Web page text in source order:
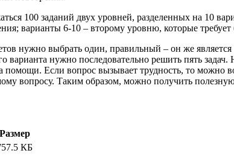
заданий двух уровней, разделенных на 10
варианты 6-10 – второму уровню, которые требует
нужно выбрать один, правильный – он же
варианта нужно последовательно решить пять
помощи. Если вопрос вызывает трудность, то можно
вопросу. Таким образом, можно получить
Размер
КБ